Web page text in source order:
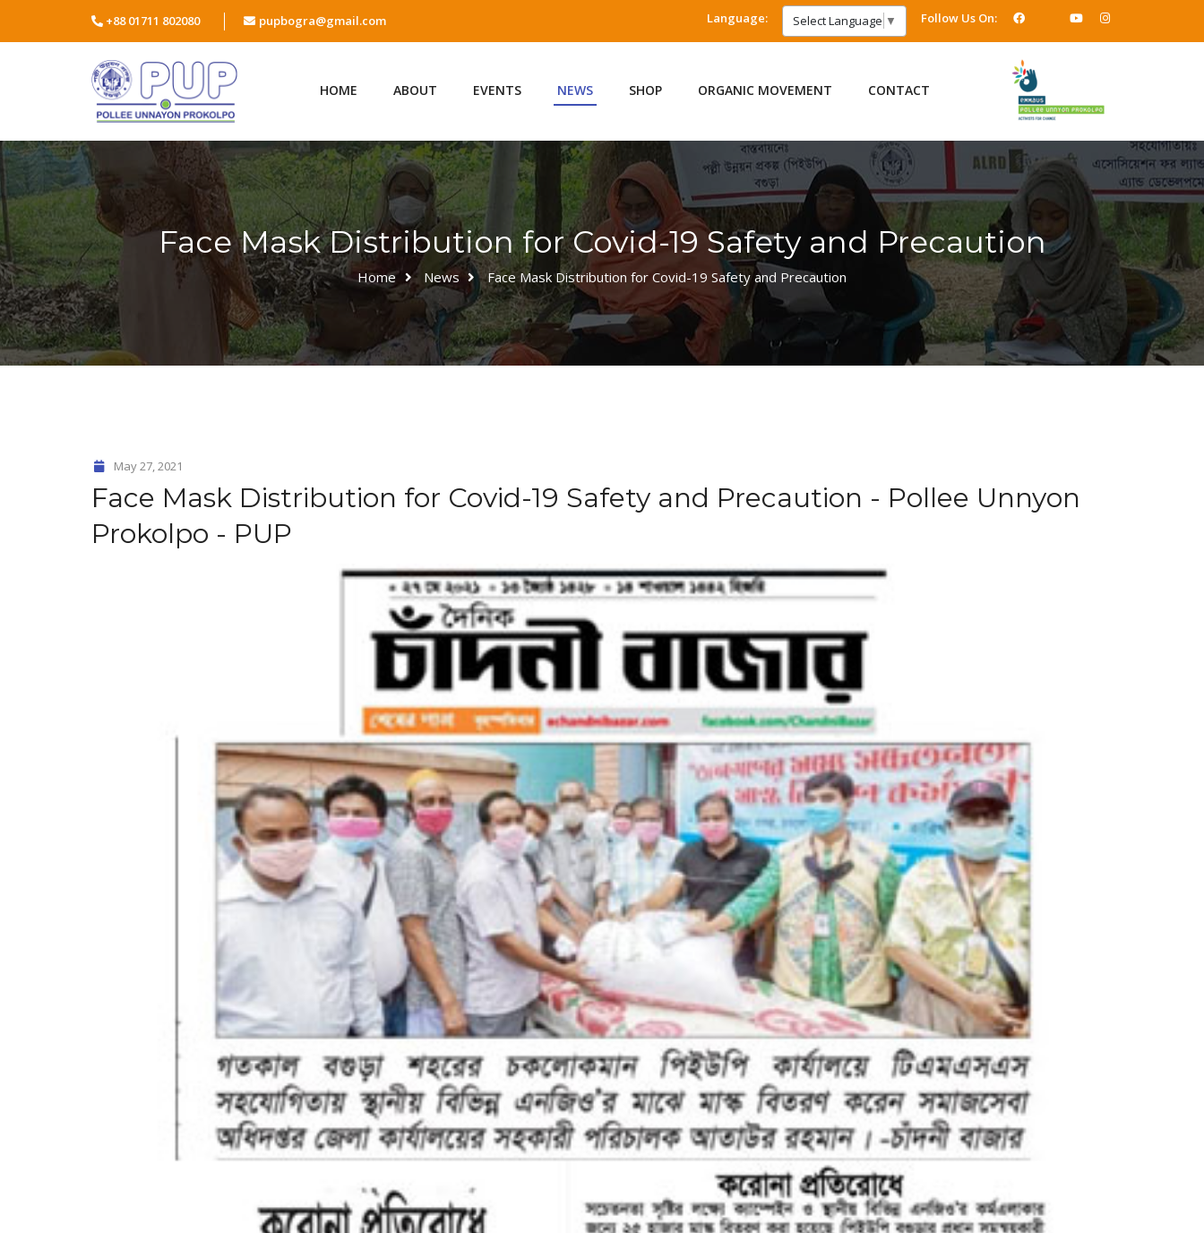
+88 01711 802080 pupbogra@gmail.com Language: Select Language ▼ Follow Us On:
HOME ABOUT EVENTS NEWS SHOP ORGANIC MOVEMENT CONTACT
Face Mask Distribution for Covid-19 Safety and Precaution
Home News Face Mask Distribution for Covid-19 Safety and Precaution
May 27, 2021
Face Mask Distribution for Covid-19 Safety and Precaution - Pollee Unnyon
Prokolpo - PUP